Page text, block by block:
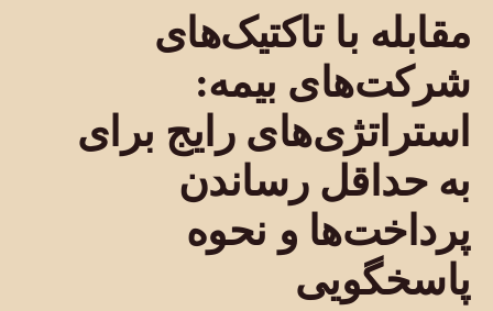
مقابله با تاکتیک‌های
شرکت‌های بیمه:
استراتژی‌های رایج برای
به حداقل رساندن
پرداخت‌ها و نحوه
پاسخگویی